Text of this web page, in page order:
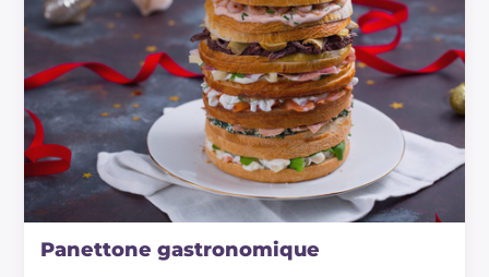
Panettone gastronomique